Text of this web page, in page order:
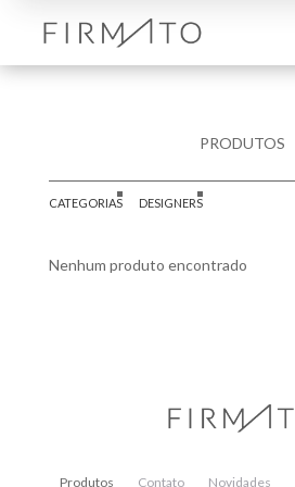
PRODUTOS
CATEGORIAS DESIGNERS
Nenhum produto encontrado
Produtos Contato Novidades